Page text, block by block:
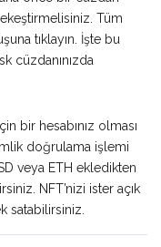
Tüm
tıklayın. İşte bu
cüzdanınızda
bir hesabınız olması
doğrulama işlemi
veya ETH ekledikten
NFT’nizi ister açık
satabilirsiniz.